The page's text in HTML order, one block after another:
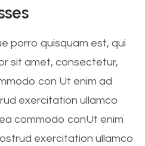
porro quisquam est, qui
sit amet, consectetur,
con Ut enim ad
exercitation ullamco
commodo conUt enim
exercitation ullamco